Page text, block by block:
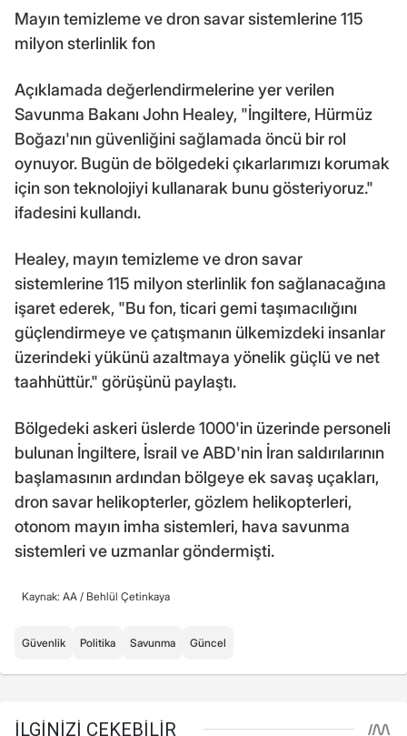
Mayın temizleme ve dron savar sistemlerine 115
milyon sterlinlik fon
Açıklamada değerlendirmelerine yer verilen
Savunma Bakanı John Healey, "İngiltere, Hürmüz
Boğazı'nın güvenliğini sağlamada öncü bir rol
oynuyor. Bugün de bölgedeki çıkarlarımızı korumak
için son teknolojiyi kullanarak bunu gösteriyoruz."
ifadesini kullandı.
Healey, mayın temizleme ve dron savar
sistemlerine 115 milyon sterlinlik fon sağlanacağına
işaret ederek, "Bu fon, ticari gemi taşımacılığını
güçlendirmeye ve çatışmanın ülkemizdeki insanlar
üzerindeki yükünü azaltmaya yönelik güçlü ve net
taahhüttür." görüşünü paylaştı.
Bölgedeki askeri üslerde 1000'in üzerinde personeli
bulunan İngiltere, İsrail ve ABD'nin İran saldırılarının
başlamasının ardından bölgeye ek savaş uçakları,
dron savar helikopterler, gözlem helikopterleri,
otonom mayın imha sistemleri, hava savunma
sistemleri ve uzmanlar göndermişti.
Kaynak: AA / Behlül Çetinkaya
Güvenlik Politika Savunma Güncel